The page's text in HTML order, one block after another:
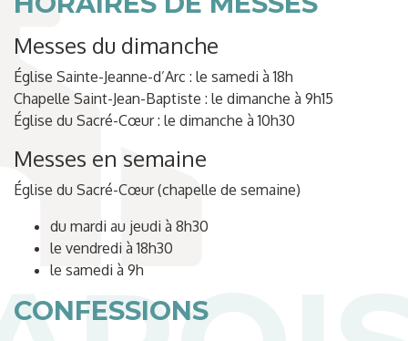
Messes du dimanche
Église Sainte-Jeanne-d’Arc : le samedi à 18h
Chapelle Saint-Jean-Baptiste : le dimanche à 9h15
Église du Sacré-Cœur : le dimanche à 10h30
Messes en semaine
Église du Sacré-Cœur (chapelle de semaine)
du mardi au jeudi à 8h30
le vendredi à 18h30
le samedi à 9h
CONFESSIONS